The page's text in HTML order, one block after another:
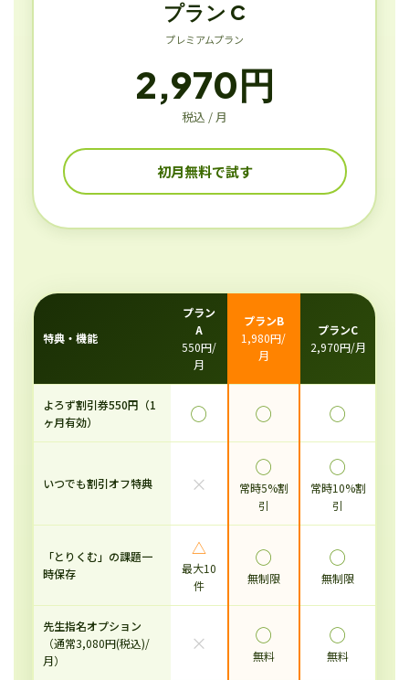
プラン C
プレミアムプラン
2,970円
税込 / 月
初月無料で試す
特典・機能
プラン
A
550円/
月
プランB
1,980円/
月
プランC
2,970円/月
よろず割引券550円（1
ヶ月有効）
◯ ◯ ◯
いつでも割引オフ特典 ×
◯
常時5%割
引
◯
常時10%割
引
「とりくむ」の課題一
時保存
△
最大10
件
◯
無制限
◯
無制限
先生指名オプション
（通常3,080円(税込)/
月）
× ◯
無料
◯
無料